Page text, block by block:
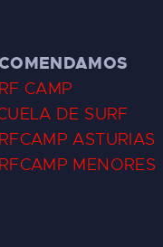
CAMP
DE SURF
ASTURIAS
MENORES